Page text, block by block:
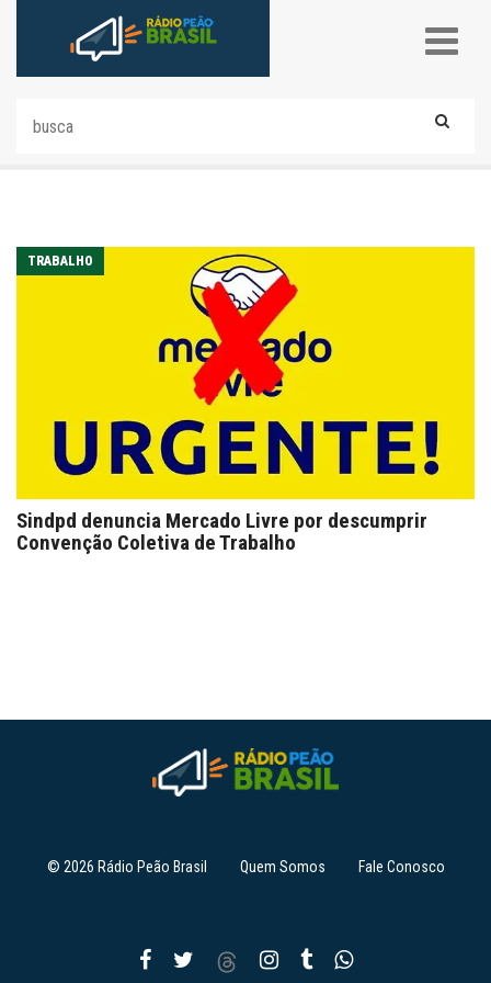
TRABALHO
Sindpd denuncia Mercado Livre por descumprir
Convenção Coletiva de Trabalho
© 2026 Rádio Peão Brasil Quem Somos Fale Conosco